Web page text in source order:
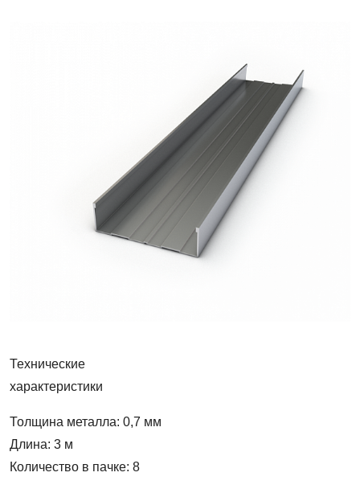
Технические
характеристики
Толщина металла: 0,7 мм
Длина: 3 м
Количество в пачке: 8